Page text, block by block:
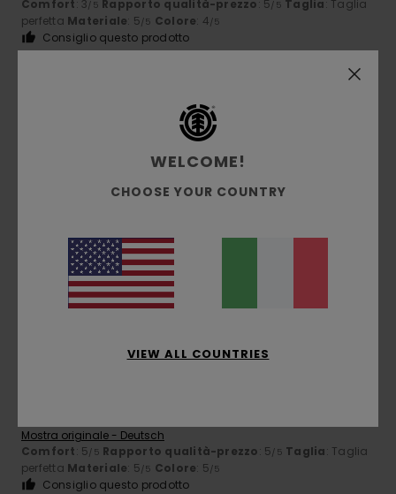
Comfort: 3/5 Rapporto qualità-prezzo: 5/5 Taglia: Taglia
perfetta Materiale: 5/5 Colore: 4/5
Consiglio questo prodotto
5/5
Consiglio questo prodotto
5
Mostra originale - Deutsch
Comfort: 5/5 Rapporto qualità-prezzo: 5/5 Taglia: Taglia
perfetta Materiale: 5/5 Colore: 5/5
Consiglio questo prodotto
WELCOME!
CHOOSE YOUR COUNTRY
VIEW ALL COUNTRIES